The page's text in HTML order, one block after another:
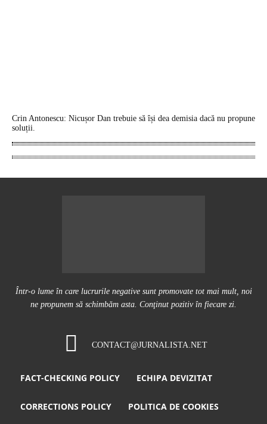
Crin Antonescu: Nicușor Dan trebuie să își dea demisia dacă nu propune
soluții.
Într-o lume în care lucrurile negative sunt promovate tot mai mult, noi
ne propunem să schimbăm asta. Conţinut pozitiv în fiecare zi.
CONTACT@JURNALISTA.NET
FACT-CHECKING POLICY ECHIPA DEVIZITAT
CORRECTIONS POLICY POLITICA DE COOKIES